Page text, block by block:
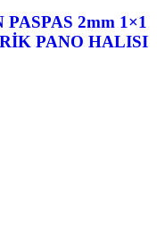
2mm 1×1
PANO HALISI